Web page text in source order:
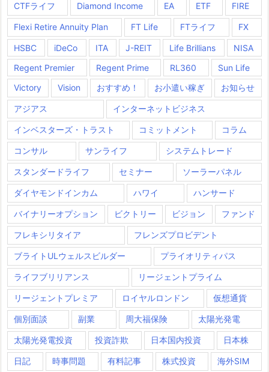
CTFライフ
Diamond Income EA ETF FIRE
Flexi Retire Annuity Plan FT Life FTライフ FX
HSBC iDeCo ITA J-REIT Life Brillians
NISA
Regent Premier
Regent Prime RL360
Sun Life
Victory
Vision おすすめ！ お小遣い稼ぎ お知らせ
アジアス インターネットビジネス
インベスターズ・トラスト コミットメント コラム
コンサル サンライフ システムトレード
スタンダードライフ セミナー ソーラーパネル
ダイヤモンドインカム ハワイ ハンサード
バイナリーオプション ビクトリー ビジョン ファンド
フレキシリタイア フレンズプロビデント
ブライトULウェルスビルダー プライオリティパス
ライフブリリアンス リージェントプライム
リージェントプレミア ロイヤルロンドン 仮想通貨
個別面談 副業 周大福保険 太陽光発電
太陽光発電投資 投資詐欺 日本国内投資 日本株
日記 時事問題 有料記事 株式投資 海外SIM